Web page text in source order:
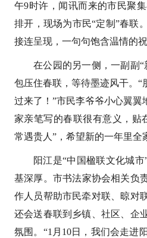
午9时许，闻讯而来的市民聚
排开，现场为市民“定制”春联
接连呈现，一句句饱含温情的祝
在公园的另一侧，一副副
包压住春联，等待墨迹风干。
过来了！”市民李爷爷小心翼
家亲笔写的春联很有意义，贴
常遇贵人”，希望新的一年里全
阳江是“中国楹联文化城
基深厚。市书法家协会相关负
作人员帮助市民牵对联、晾对
还会送春联到乡镇、社区、企
氛围。“1月10日，我们会走进